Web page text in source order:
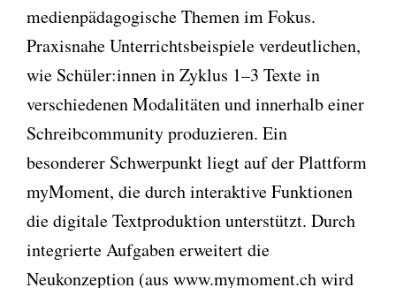
medienpädagogische Themen im Fokus.
Praxisnahe Unterrichtsbeispiele verdeutlichen,
wie Schüler:innen in Zyklus 1–3 Texte in
verschiedenen Modalitäten und innerhalb einer
Schreibcommunity produzieren. Ein
besonderer Schwerpunkt liegt auf der Plattform
myMoment, die durch interaktive Funktionen
die digitale Textproduktion unterstützt. Durch
integrierte Aufgaben erweitert die
Neukonzeption (aus www.mymoment.ch wird